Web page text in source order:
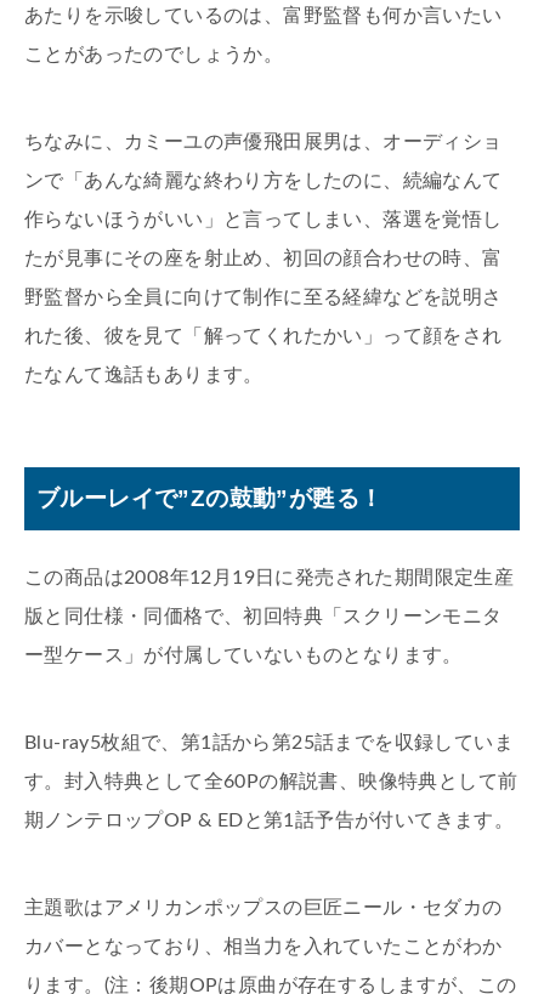
あたりを示唆しているのは、富野監督も何か言いたい
ことがあったのでしょうか。
ちなみに、カミーユの声優飛田展男は、オーディショ
ンで「あんな綺麗な終わり方をしたのに、続編なんて
作らないほうがいい」と言ってしまい、落選を覚悟し
たが見事にその座を射止め、初回の顔合わせの時、富
野監督から全員に向けて制作に至る経緯などを説明さ
れた後、彼を見て「解ってくれたかい」って顔をされ
たなんて逸話もあります。
ブルーレイで”Zの鼓動”が甦る！
この商品は2008年12月19日に発売された期間限定生産
版と同仕様・同価格で、初回特典「スクリーンモニタ
ー型ケース」が付属していないものとなります。
Blu-ray5枚組で、第1話から第25話までを収録していま
す。封入特典として全60Pの解説書、映像特典として前
期ノンテロップOP & EDと第1話予告が付いてきます。
主題歌はアメリカンポップスの巨匠ニール・セダカの
カバーとなっており、相当力を入れていたことがわか
ります。(注：後期OPは原曲が存在するしますが、この